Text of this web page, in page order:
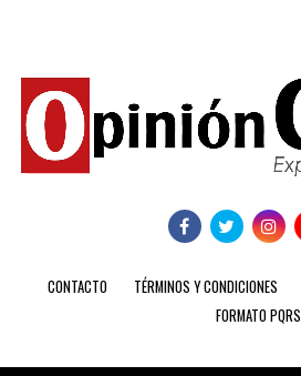
CONTACTO TÉRMINOS Y CONDICIONES
FORMATO PQRS